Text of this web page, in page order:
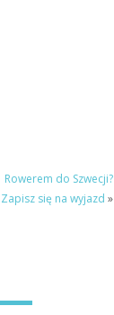
Rowerem do Szwecji?
Zapisz się na wyjazd »